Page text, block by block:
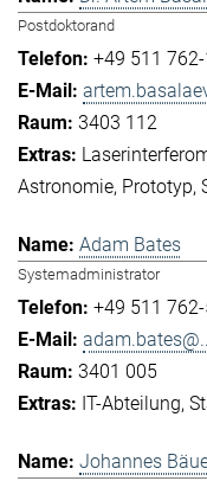
Postdoktorand
+49 511
3403 112
Astronomie Prototyp
Adam Bates
Systemadministrator
+49 511
3401 005
IT-Abteilung
Johannes